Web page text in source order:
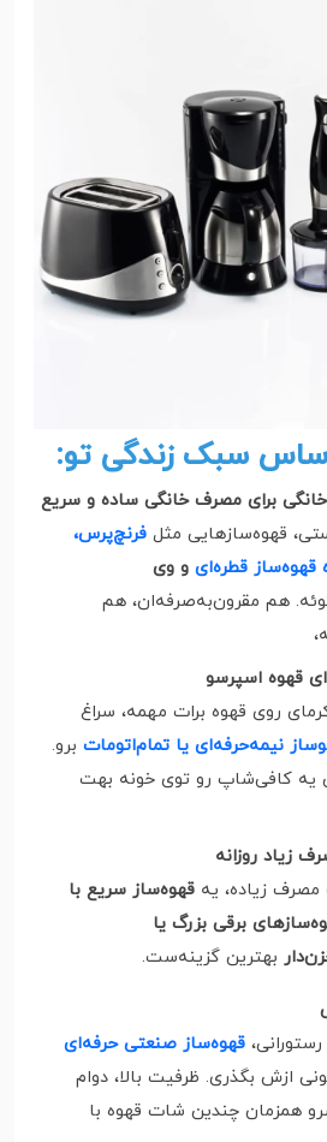
سبک زندگی تو:
برای مصرف خانگی ساده و سریع
قهوه‌سازهایی مثل فرنچ‌پرس،
قهوه‌ساز قطره‌ای و وی
هم مقرون‌به‌صرفه‌ان، هم
قهوه اسپرسو
روی قهوه برات مهمه، سراغ
نیمه‌حرفه‌ای یا تمام‌اتومات برو.
یه کافی‌شاپ رو توی خونه بهت
زیاد روزانه
زیاده، یه قهوه‌ساز سریع با
برقی بزرگ یا
بهترین گزینه‌ست.
قهوه‌ساز صنعتی حرفه‌ای
ازش بگذری. ظرفیت بالا، دوام
همزمان چندین شات قهوه با